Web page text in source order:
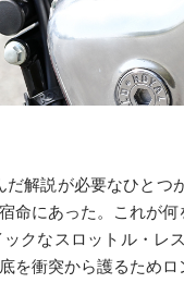
解説が必要なひと
命にあった。これが
クなスロットル・
を衝突から護るためロ